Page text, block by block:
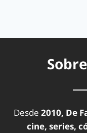
Desde 2010, De
cine, series,